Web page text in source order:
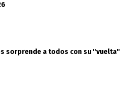
sorprende a todos con su "vuelta"